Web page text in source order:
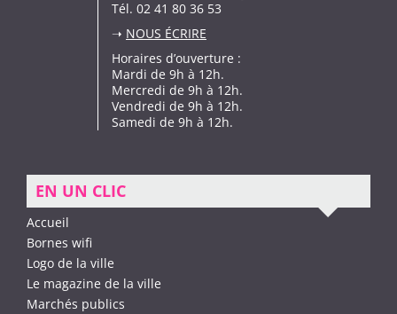
Tél. 02 41 80 36 53
➝ NOUS ÉCRIRE
Horaires d’ouverture :
Mardi de 9h à 12h.
Mercredi de 9h à 12h.
Vendredi de 9h à 12h.
Samedi de 9h à 12h.
EN UN CLIC
Accueil
Bornes wifi
Logo de la ville
Le magazine de la ville
Marchés publics